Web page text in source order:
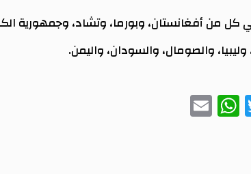
من أفغانستان، وبورما، وتشاد، وجمهورية
وليبيا، والصومال، والسودان، واليمن.
Twitter
WhatsApp